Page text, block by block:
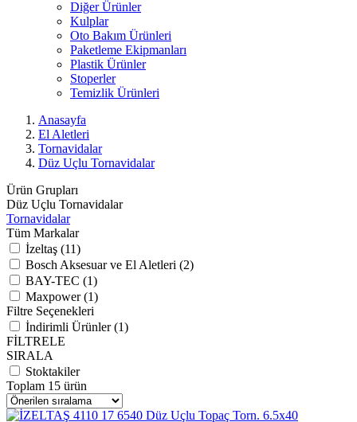
Diğer Ürünler
Kulplar
Oto Bakım Ürünleri
Paketleme Ekipmanları
Plastik Ürünler
Stoperler
Temizlik Ürünleri
Anasayfa
El Aletleri
Tornavidalar
Düz Uçlu Tornavidalar
Ürün Grupları
Düz Uçlu Tornavidalar
Tornavidalar
Tüm Markalar
İzeltaş (11)
Bosch Aksesuar ve El Aletleri (2)
BAY-TEC (1)
Maxpower (1)
Filtre Seçenekleri
İndirimli Ürünler (1)
FİLTRELE
SIRALA
Stoktakiler
Toplam 15 ürün